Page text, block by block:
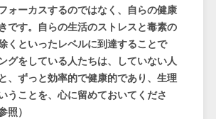
ォーカスするのではなく、自らの健康
です。自らの生活のストレスと毒素の
くといったレベルに到達することで
グをしている人たちは、していない人
、ずっと効率的で健康的であり、生理
うことを、心に留めておいてくださ
照）